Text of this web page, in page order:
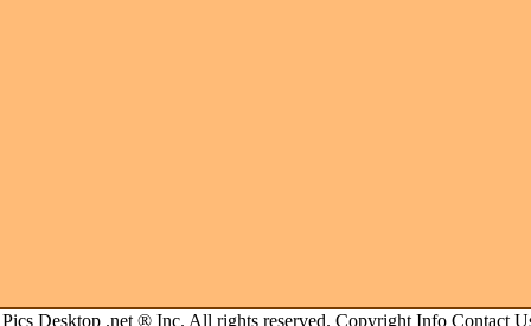
Pics Desktop .net ® Inc. All rights reserved. Copyright Info Contact